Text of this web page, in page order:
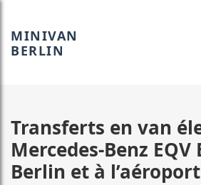
MINIVAN
BERLIN
Transferts en van
Mercedes-Benz EQV
Berlin et à l’aéroport